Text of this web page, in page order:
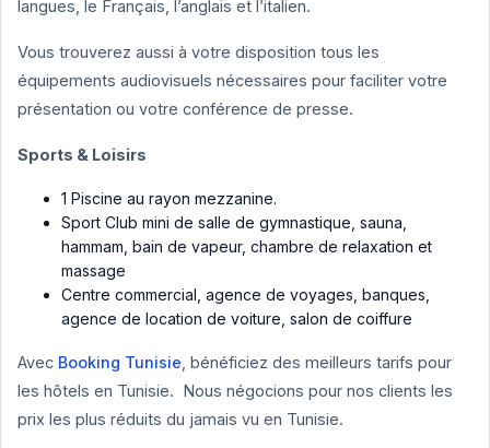
langues, le Français, l’anglais et l’italien.
Vous trouverez aussi à votre disposition tous les
équipements audiovisuels nécessaires pour faciliter votre
présentation ou votre conférence de presse.
Sports & Loisirs
1 Piscine au rayon mezzanine.
Sport Club mini de salle de gymnastique, sauna,
hammam, bain de vapeur, chambre de relaxation et
massage
Centre commercial, agence de voyages, banques,
agence de location de voiture, salon de coiffure
Avec Booking Tunisie , bénéficiez des meilleurs tarifs pour
les hôtels en Tunisie. Nous négocions pour nos clients les
prix les plus réduits du jamais vu en Tunisie.